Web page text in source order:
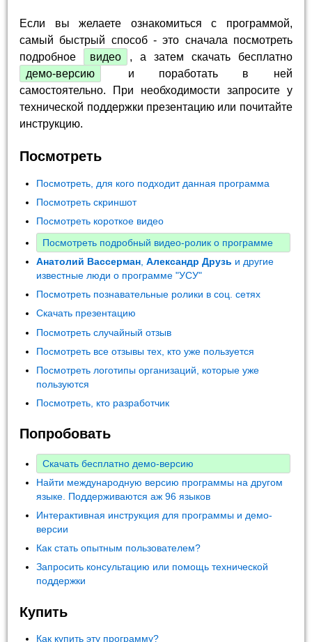
Если вы желаете ознакомиться с программой,
самый быстрый способ - это сначала посмотреть
подробное
видео
, а затем скачать бесплатно
демо-версию
и поработать в ней
самостоятельно. При необходимости запросите у
технической поддержки презентацию или почитайте
инструкцию.
Посмотреть
Посмотреть, для кого подходит данная программа
Посмотреть скриншот
Посмотреть короткое видео
Посмотреть подробный видео-ролик о программе
Анатолий Вассерман ,Александр Друзь и другие
известные люди о программе "УСУ"
Посмотреть познавательные ролики в соц. сетях
Скачать презентацию
Посмотреть случайный отзыв
Посмотреть все отзывы тех, кто уже пользуется
Посмотреть логотипы организаций, которые уже
пользуются
Посмотреть, кто разработчик
Попробовать
Скачать бесплатно демо-версию
Найти международную версию программы на другом
языке. Поддерживаются аж 96 языков
Интерактивная инструкция для программы и демо-
версии
Как стать опытным пользователем?
Запросить консультацию или помощь технической
поддержки
Купить
Как купить эту программу?